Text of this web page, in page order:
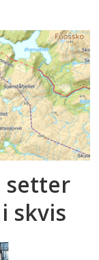
setter
skvis